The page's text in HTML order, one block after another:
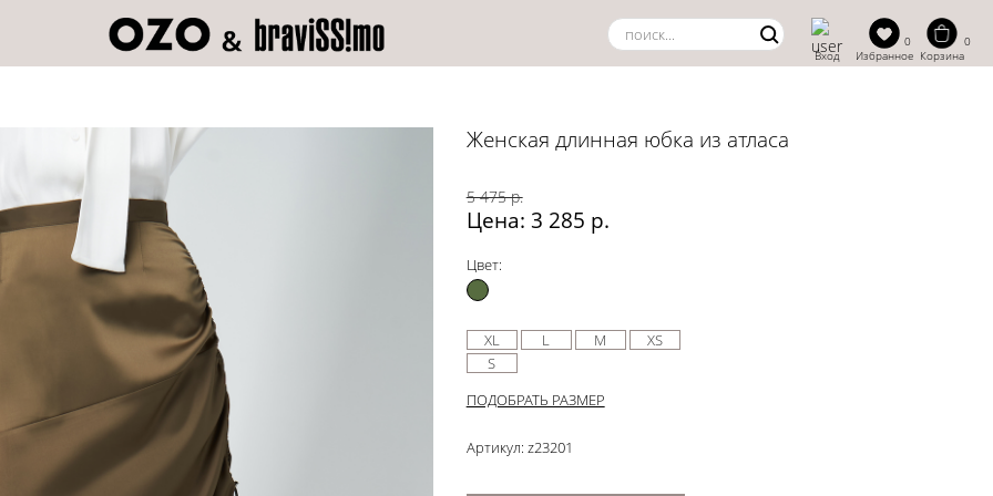
Женская длинная юбка из атласа
5 475 р.
Цена: 3 285 р.
Цвет:
XL L M
XS
S
ПОДОБРАТЬ РАЗМЕР
Артикул: z23201
Вход
0
Избранное
0
Корзина